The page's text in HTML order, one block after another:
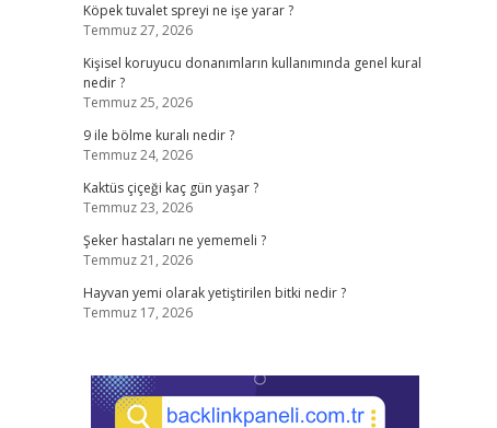
Köpek tuvalet spreyi ne işe yarar ?
Temmuz 27, 2026
Kişisel koruyucu donanımların kullanımında genel kural
nedir ?
Temmuz 25, 2026
9 ile bölme kuralı nedir ?
Temmuz 24, 2026
Kaktüs çiçeği kaç gün yaşar ?
Temmuz 23, 2026
Şeker hastaları ne yememeli ?
Temmuz 21, 2026
Hayvan yemi olarak yetiştirilen bitki nedir ?
Temmuz 17, 2026